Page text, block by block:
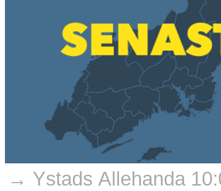
→ Ystads Allehanda